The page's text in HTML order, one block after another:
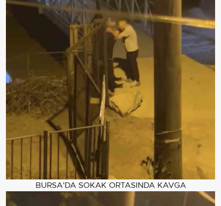
BURSA’DA SOKAK ORTASINDA KAVGA